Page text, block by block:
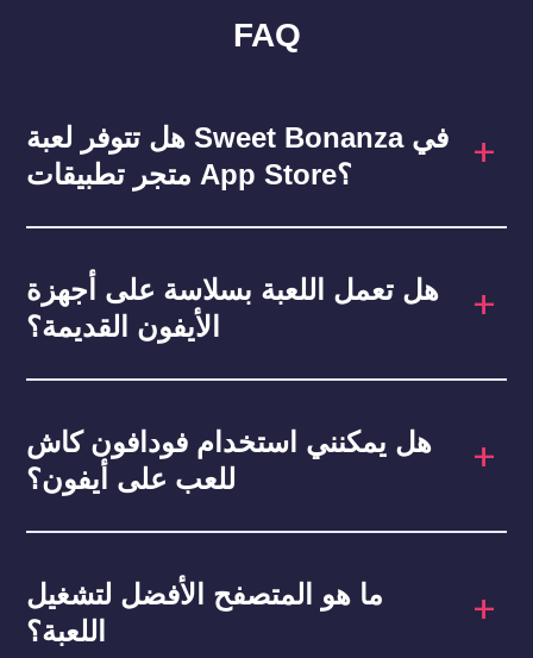
FAQ
هل تتوفر لعبة Sweet Bonanza في
متجر تطبيقات App Store؟
هل تعمل اللعبة بسلاسة على أجهزة
الأيفون القديمة؟
هل يمكنني استخدام فودافون كاش
للعب على أيفون؟
ما هو المتصفح الأفضل لتشغيل
اللعبة؟